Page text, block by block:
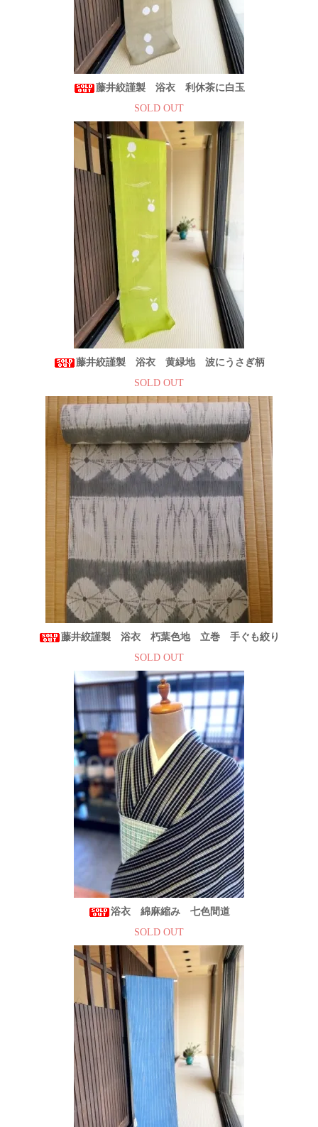
藤井絞謹製 浴衣 利休茶に白玉
SOLD OUT
藤井絞謹製 浴衣 黄緑地 波にうさぎ柄
SOLD OUT
藤井絞謹製 浴衣 朽葉色地 立巻 手ぐも絞り
SOLD OUT
浴衣 綿麻縮み 七色間道
SOLD OUT